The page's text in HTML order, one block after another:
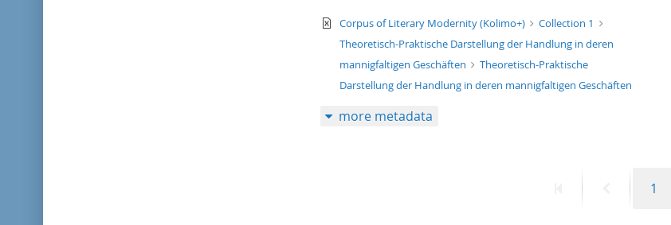
text/xml
Corpus of Literary Modernity (Kolimo+)
Collection 1
Theoretisch-Praktische Darstellung der Handlung in deren
mannigfaltigen Geschäften
Theoretisch-Praktische
Darstellung der Handlung in deren mannigfaltigen Geschäften
more metadata
PreviousPage
1